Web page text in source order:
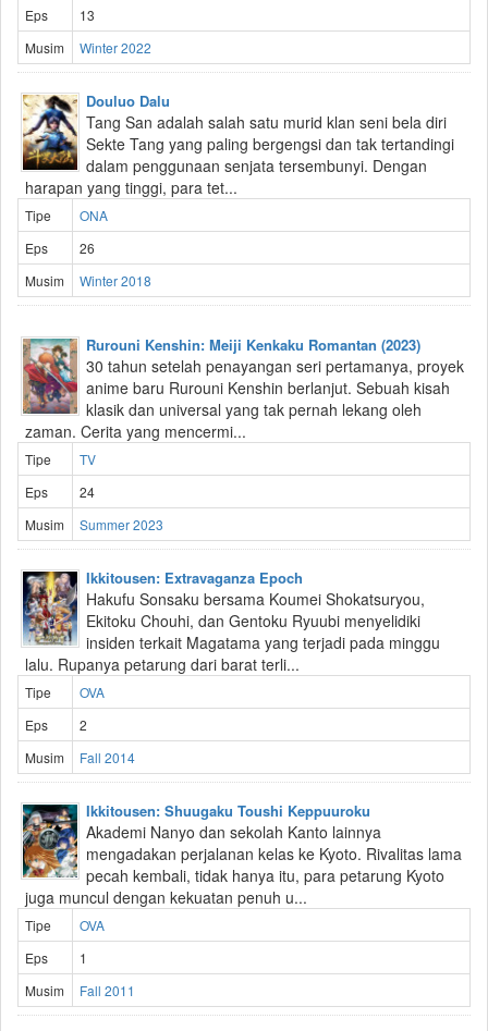
Eps
13
Musim
Winter 2022
Douluo Dalu
Tang San adalah salah satu murid klan seni bela diri
Sekte Tang yang paling bergengsi dan tak tertandingi
dalam penggunaan senjata tersembunyi. Dengan
harapan yang tinggi, para tet...
Tipe
ONA
Eps
26
Musim
Winter 2018
Rurouni Kenshin: Meiji Kenkaku Romantan (2023)
30 tahun setelah penayangan seri pertamanya, proyek
anime baru Rurouni Kenshin berlanjut. Sebuah kisah
klasik dan universal yang tak pernah lekang oleh
zaman. Cerita yang mencermi...
Tipe
TV
Eps
24
Musim
Summer 2023
Ikkitousen: Extravaganza Epoch
Hakufu Sonsaku bersama Koumei Shokatsuryou,
Ekitoku Chouhi, dan Gentoku Ryuubi menyelidiki
insiden terkait Magatama yang terjadi pada minggu
lalu. Rupanya petarung dari barat terli...
Tipe
OVA
Eps
2
Musim
Fall 2014
Ikkitousen: Shuugaku Toushi Keppuuroku
Akademi Nanyo dan sekolah Kanto lainnya
mengadakan perjalanan kelas ke Kyoto. Rivalitas lama
pecah kembali, tidak hanya itu, para petarung Kyoto
juga muncul dengan kekuatan penuh u...
Tipe
OVA
Eps
1
Musim
Fall 2011